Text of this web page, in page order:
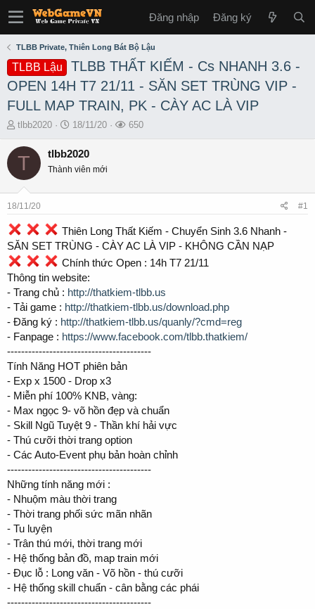
Đăng nhập Đăng ký
TLBB Private, Thiên Long Bát Bộ Lậu
TLBB Lậu
TLBB THẤT KIẾM - Cs NHANH 3.6 -
OPEN 14H T7 21/11 - SĂN SET TRÙNG VIP -
FULL MAP TRAIN, PK - CÀY AC LÀ VIP
T
r
s
a
r
t
e
r
tlbb2020
S
a
e
18/11/20
L
650
T tlbb2020
Thành viên mới
18/11/20 #1
Thiên Long Thất Kiếm - Chuyển Sinh 3.6 Nhanh -
SĂN SET TRÙNG - CÀY AC LÀ VIP - KHÔNG CẦN NẠP
Chính thức Open : 14h T7 21/11
Thông tin website:
- Trang chủ : http://thatkiem-tlbb.us
- Tải game : http://thatkiem-tlbb.us/download.php
- Đăng ký : http://thatkiem-tlbb.us/quanly/?cmd=reg
- Fanpage : https://www.facebook.com/tlbb.thatkiem/
-----------------------------------------
Tính Năng HOT phiên bản
- Exp x 1500 - Drop x3
- Miễn phí 100% KNB, vàng:
- Max ngọc 9- võ hồn đẹp và chuẩn
- Skill Ngũ Tuyệt 9 - Thần khí hải vực
- Thú cưỡi thời trang option
- Các Auto-Event phụ bản hoàn chỉnh
-----------------------------------------
Những tính năng mới :
- Nhuộm màu thời trang
- Thời trang phối sức mãn nhãn
- Tu luyện
- Trân thú mới, thời trang mới
- Hệ thống bản đồ, map train mới
- Đục lỗ : Long văn - Võ hồn - thú cưỡi
- Hệ thống skill chuẩn - cân bằng các phái
-----------------------------------------